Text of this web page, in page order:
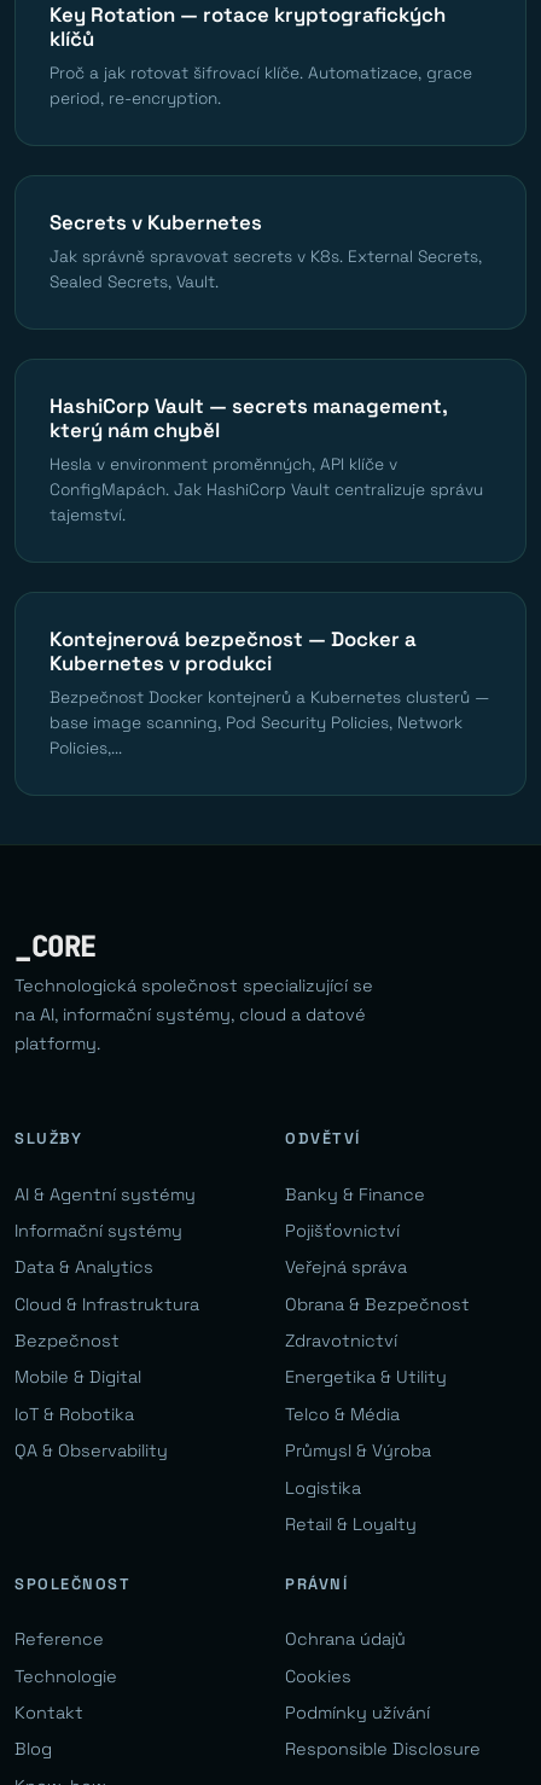
Key Rotation — rotace kryptografických
klíčů
Proč a jak rotovat šifrovací klíče. Automatizace, grace
period, re-encryption.
Secrets v Kubernetes
Jak správně spravovat secrets v K8s. External Secrets,
Sealed Secrets, Vault.
HashiCorp Vault — secrets management,
který nám chyběl
Hesla v environment proměnných, API klíče v
ConfigMapách. Jak HashiCorp Vault centralizuje správu
tajemství.
Kontejnerová bezpečnost — Docker a
Kubernetes v produkci
Bezpečnost Docker kontejnerů a Kubernetes clusterů —
base image scanning, Pod Security Policies, Network
Policies,...
_CORE
Technologická společnost specializující se
na AI, informační systémy, cloud a datové
platformy.
SLUŽBY
AI & Agentní systémy
Informační systémy
Data & Analytics
Cloud & Infrastruktura
Bezpečnost
Mobile & Digital
IoT & Robotika
QA & Observability
ODVĚTVÍ
Banky & Finance
Pojišťovnictví
Veřejná správa
Obrana & Bezpečnost
Zdravotnictví
Energetika & Utility
Telco & Média
Průmysl & Výroba
Logistika
Retail & Loyalty
SPOLEČNOST
Reference
Technologie
Kontakt
Blog
PRÁVNÍ
Ochrana údajů
Cookies
Podmínky užívání
Responsible Disclosure